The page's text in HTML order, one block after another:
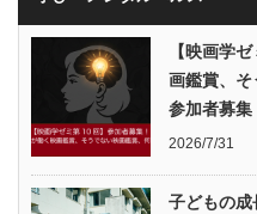
【映画学
画鑑賞、そ
参加者募集
2026/7/31
子どもの成